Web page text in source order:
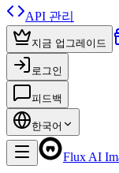
API 관리
지금 업그레이드
로그인
피드백
한국어
Flux AI